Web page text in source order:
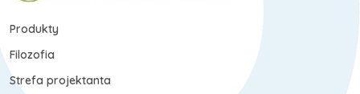
Produkty
Filozofia
Strefa projektanta